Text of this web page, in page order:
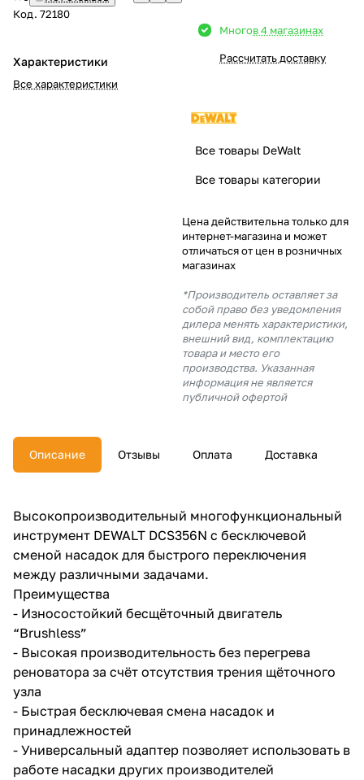
Код. 72180
Характеристики
Все характеристики
Многов 4 магазинах
Рассчитать доставку
Все товары DeWalt
Все товары категории
Цена действительна только для
интернет-магазина и может
отличаться от цен в розничных
магазинах
*Производитель оставляет за
собой право без уведомления
дилера менять характеристики,
внешний вид, комплектацию
товара и место его
производства. Указанная
информация не является
публичной офертой
Описание Отзывы Оплата Доставка
Высокопроизводительный многофункциональный
инструмент DEWALT DCS356N с бесключевой
сменой насадок для быстрого переключения
между различными задачами.
Преимущества
- Износостойкий бесщёточный двигатель
“Brushless”
- Высокая производительность без перегрева
реноватора за счёт отсутствия трения щёточного
узла
- Быстрая бесключевая смена насадок и
принадлежностей
- Универсальный адаптер позволяет использовать в
работе насадки других производителей
% картой любого банка
% будут
с вашей карты
недели